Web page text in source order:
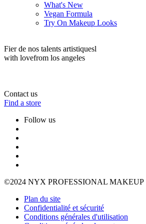
What's New
Vegan Formula
Try On Makeup Looks
Fier de nos talents artistiquesl
with lovefrom los angeles
Contact us
Find a store
Follow us
©2024 NYX PROFESSIONAL MAKEUP
Plan du site
Confidentialité et sécurité
Conditions générales d'utilisation